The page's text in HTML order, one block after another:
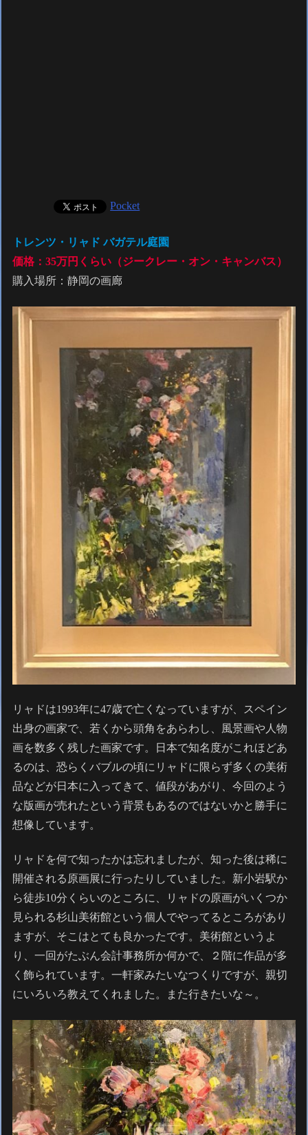
Pocket
トレンツ・リャド バガテル庭園
価格：35万円くらい（ジークレー・オン・キャンバス）
購入場所：静岡の画廊
リャドは1993年に47歳で亡くなっていますが、スペイン
出身の画家で、若くから頭角をあらわし、風景画や人物
画を数多く残した画家です。日本で知名度がこれほどあ
るのは、恐らくバブルの頃にリャドに限らず多くの美術
品などが日本に入ってきて、値段があがり、今回のよう
な版画が売れたという背景もあるのではないかと勝手に
想像しています。
リャドを何で知ったかは忘れましたが、知った後は稀に
開催される原画展に行ったりしていました。新小岩駅か
ら徒歩10分くらいのところに、リャドの原画がいくつか
見られる杉山美術館という個人でやってるところがあり
ますが、そこはとても良かったです。美術館というよ
り、一回がたぶん会計事務所か何かで、２階に作品が多
く飾られています。一軒家みたいなつくりですが、親切
にいろいろ教えてくれました。また行きたいな～。